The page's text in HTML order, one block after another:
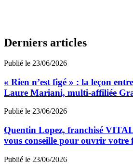
Derniers articles
Publié le 23/06/2026
« Rien n’est figé » : la leçon
Laure Mariani, multi-affiliée
Publié le 23/06/2026
Quentin Lopez, franchisé
vous conseille pour ouvrir votre
Publié le 23/06/2026